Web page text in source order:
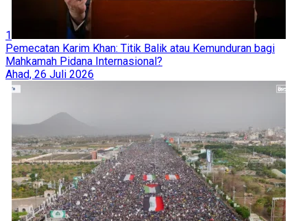
1
Pemecatan Karim Khan: Titik Balik atau Kemunduran bagi
Mahkamah Pidana Internasional?
Ahad, 26 Juli 2026